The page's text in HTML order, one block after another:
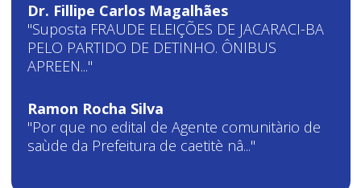
Dr. Fillipe Carlos Magalhães
"Suposta FRAUDE ELEIÇÕES DE JACARACI-BA
PELO PARTIDO DE DETINHO. ÔNIBUS
APREEN..."
Ramon Rocha Silva
"Por que no edital de Agente comunitàrio de
saùde da Prefeitura de caetitè nâ..."